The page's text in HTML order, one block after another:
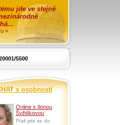
jde ve stejné
»
5500
s osobností
Online s Ilonou
Švihlíkovou
Ptali jste se do